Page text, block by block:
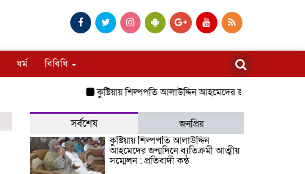
ধর্ম বিবিধি
কুষ্টিয়ায় শিল্পপতি আলাউদ্দিন আহমেদের জন্মদিনে ব্যতিক্রমী আত্মীয়
সর্বশেষ
জনপ্রিয়
কুষ্টিয়ায় শিল্পপতি আলাউদ্দিন
আহমেদের জন্মদিনে ব্যতিক্রমী আত্মীয়
সম্মেলন : প্রতিবাদী কন্ঠ